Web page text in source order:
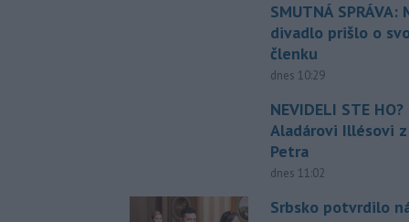
SMUTNÁ
divadlo prišlo o
členku
dnes 10:29
NEVIDELI STE
Aladárovi Illésovi
Petra
dnes 11:02
Srbsko potvrdilo